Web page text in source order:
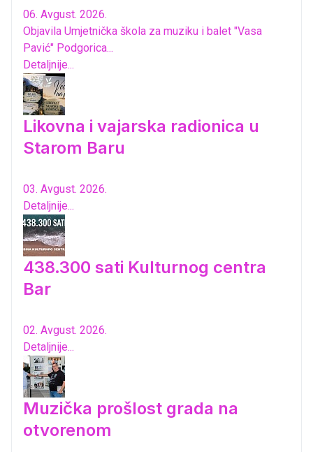
06. Avgust. 2026.
Objavila Umjetnička škola za muziku i balet "Vasa
Pavić" Podgorica...
Detaljnije...
Likovna i vajarska radionica u
Starom Baru
03. Avgust. 2026.
Detaljnije...
438.300 sati Kulturnog centra
Bar
02. Avgust. 2026.
Detaljnije...
Muzička prošlost grada na
otvorenom